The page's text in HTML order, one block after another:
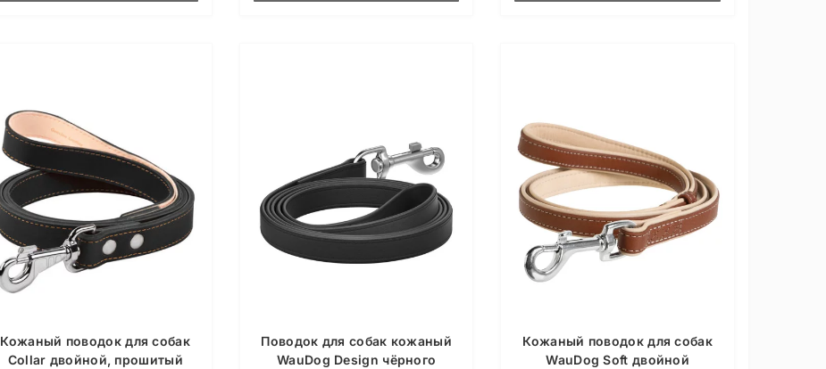
Кожаный поводок для собак
Collar двойной, прошитый
Поводок для собак кожаный
WauDog Design чёрного
Кожаный поводок для собак
WauDog Soft двойной